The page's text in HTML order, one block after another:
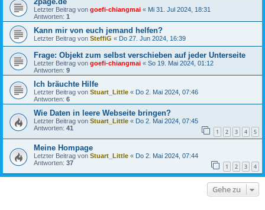
Letzter Beitrag von goefi-chiangmai « Mi 31. Jul 2024, 18:31
Antworten: 1
Kann mir von euch jemand helfen?
Letzter Beitrag von SteffiG « Do 27. Jun 2024, 16:39
Frage: Objekt zum selbst verschieben auf jeder Unterseite
Letzter Beitrag von goefi-chiangmai « So 19. Mai 2024, 01:12
Antworten: 9
Ich bräuchte Hilfe
Letzter Beitrag von Stuart_Little « Do 2. Mai 2024, 07:46
Antworten: 6
Wie Daten in leere Webseite bringen?
Letzter Beitrag von Stuart_Little « Do 2. Mai 2024, 07:45
Antworten: 41 1 2 3 4 5
Meine Hompage
Letzter Beitrag von Stuart_Little « Do 2. Mai 2024, 07:44
Antworten: 37 1 2 3 4
Gehe zu